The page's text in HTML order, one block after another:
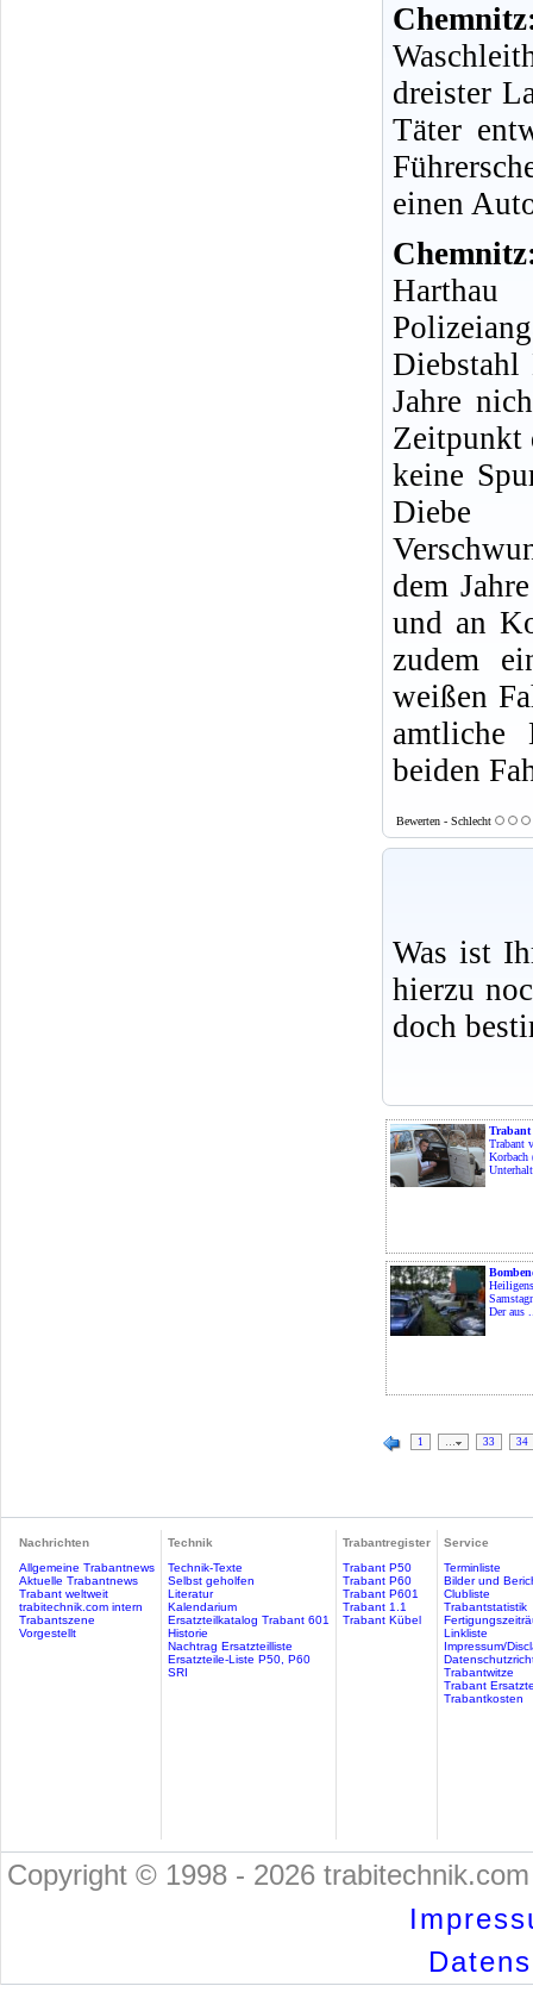
dreister
Täter
einen
Harthau
Jahre
Zeitpunkt
keine
Diebe
dem
und an
zudem
weißen
amtliche
beiden
Bewerten - Schlecht
Was ist
hierzu
doch
Trabant
Trabant
Korbach
Der aus
1 … 33 34
Nachrichten
Allgemeine Trabantnews
Aktuelle Trabantnews
Trabant weltweit
trabitechnik.com intern
Trabantszene
Vorgestellt
Technik
Technik-Texte
Selbst geholfen
Literatur
Kalendarium
Ersatzteilkatalog Trabant 601
Historie
Nachtrag Ersatzteilliste
Ersatzteile-Liste P50, P60
SRI
Trabantregister
Trabant P50
Trabant P60
Trabant P601
Trabant 1.1
Trabant Kübel
Service
Terminliste
Bilder und
Clubliste
Trabantstatistik
Linkliste
Impressum/
Trabantwitze
Trabant
Trabantkosten
Copyright © 1998 - 2026